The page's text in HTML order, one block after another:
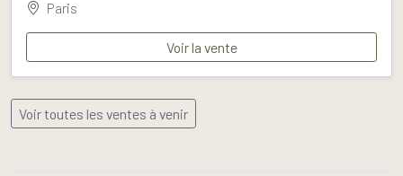
Paris
Voir la vente
Voir toutes les ventes à venir